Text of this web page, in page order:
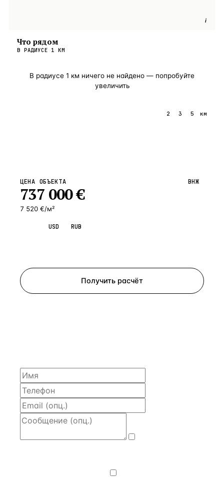
i
Что рядом
В РАДИУСЕ 1 КМ
В радиусе 1 км ничего не найдено — попробуйте
увеличить
2 3 5 км
ЦЕНА ОБЪЕКТА
737 000€
7 520 €/м²
ВНЖ
USD RUB
Получить расчёт